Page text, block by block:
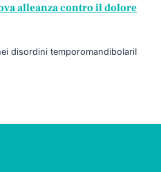
alleanza contro il dolore
disordini temporomandibolariI